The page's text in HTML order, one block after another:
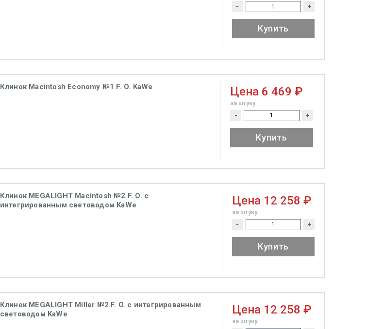
- +
Купить
Клинок Macintosh Economy №1 F. O. KaWe Цена 6 469 ₽
за штуку
- +
Купить
Клинок MEGALIGHT Macintosh №2 F. O. с
интегрированным световодом KaWe
Цена 12 258 ₽
за штуку
- +
Купить
Клинок MEGALIGHT Miller №2 F. O. с интегрированным
световодом KaWe
Цена 12 258 ₽
за штуку